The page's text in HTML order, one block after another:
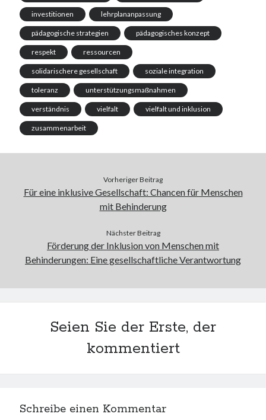
investitionen lehrplananpassung
pädagogische strategien pädagogisches konzept
respekt ressourcen
solidarischere gesellschaft soziale integration
toleranz unterstützungsmaßnahmen
verständnis vielfalt vielfalt und inklusion
zusammenarbeit
Vorheriger Beitrag
Für eine inklusive Gesellschaft: Chancen für Menschen
mit Behinderung
Nächster Beitrag
Förderung der Inklusion von Menschen mit
Behinderungen: Eine gesellschaftliche Verantwortung
Seien Sie der Erste, der
kommentiert
Schreibe einen Kommentar